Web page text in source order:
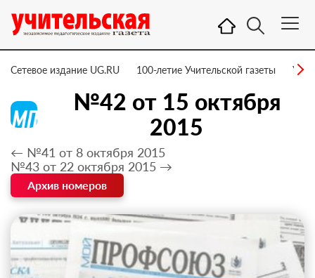
Сетевое издание UG.RU 100-летие Учительской газеты УГ –
№42 от 15 октября
2015
← №41 от 8 октября 2015
№43 от 22 октября 2015 →
Архив номеров